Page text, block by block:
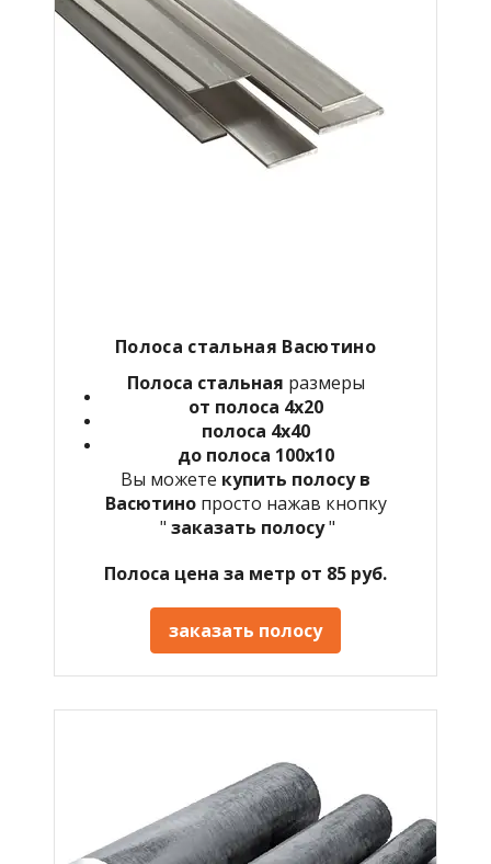
Полоса стальная Васютино
Полоса стальная размеры
от полоса 4х20
полоса 4х40
до полоса 100х10
Вы можете купить полосу в
Васютино просто нажав кнопку
" заказать полосу"
Полоса цена за метр от 85 руб.
заказать полосу